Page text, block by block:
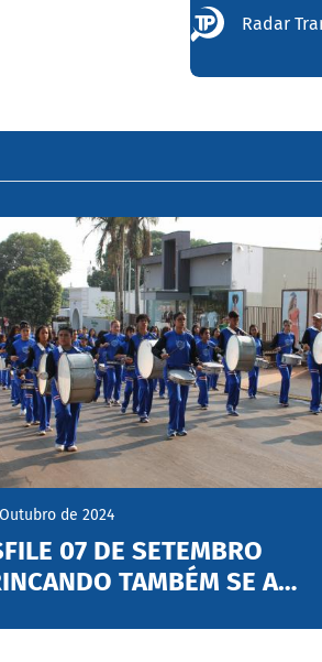
Radar
de 2024
07 DE SETEMBRO
TAMBÉM SE A…